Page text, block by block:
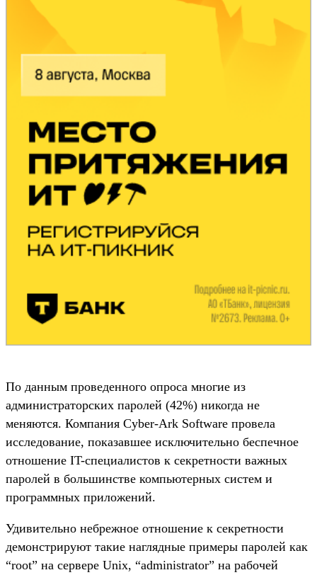
По данным проведенного опроса многие из
администраторских паролей (42%) никогда не
меняются. Компания Cyber-Ark Software провела
исследование, показавшее исключительно беспечное
отношение IT-специалистов к секретности важных
паролей в большинстве компьютерных систем и
программных приложений.
Удивительно небрежное отношение к секретности
демонстрируют такие наглядные примеры паролей как
“root” на сервере Unix, “administrator” на рабочей